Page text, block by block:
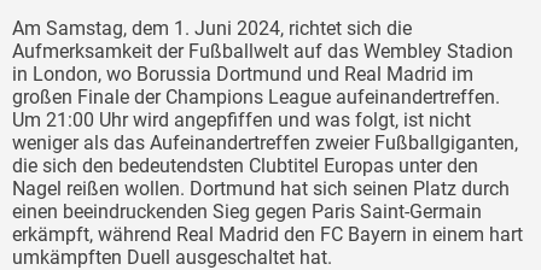
Am Samstag, dem 1. Juni 2024, richtet sich die
Aufmerksamkeit der Fußballwelt auf das Wembley Stadion
in London, wo Borussia Dortmund und Real Madrid im
großen Finale der Champions League aufeinandertreffen.
Um 21:00 Uhr wird angepfiffen und was folgt, ist nicht
weniger als das Aufeinandertreffen zweier Fußballgiganten,
die sich den bedeutendsten Clubtitel Europas unter den
Nagel reißen wollen. Dortmund hat sich seinen Platz durch
einen beeindruckenden Sieg gegen Paris Saint-Germain
erkämpft, während Real Madrid den FC Bayern in einem hart
umkämpften Duell ausgeschaltet hat.